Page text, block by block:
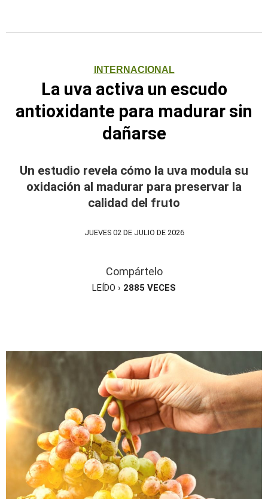
INTERNACIONAL
La uva activa un escudo
antioxidante para madurar sin
dañarse
Un estudio revela cómo la uva modula su
oxidación al madurar para preservar la
calidad del fruto
JUEVES 02 DE JULIO DE 2026
Compártelo
LEÍDO › 2885 VECES